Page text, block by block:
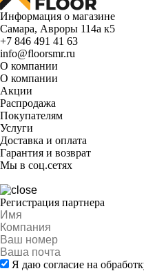
Информация о магазине
Самара, Авроры 114а к5
+7 846 491 41 63
info@floorsmr.ru
О компании
О компании
Акции
Распродажа
Покупателям
Услуги
Доставка и оплата
Гарантия и возврат
Мы в соц.сетях
Регистрация партнера
Я даю согласие на